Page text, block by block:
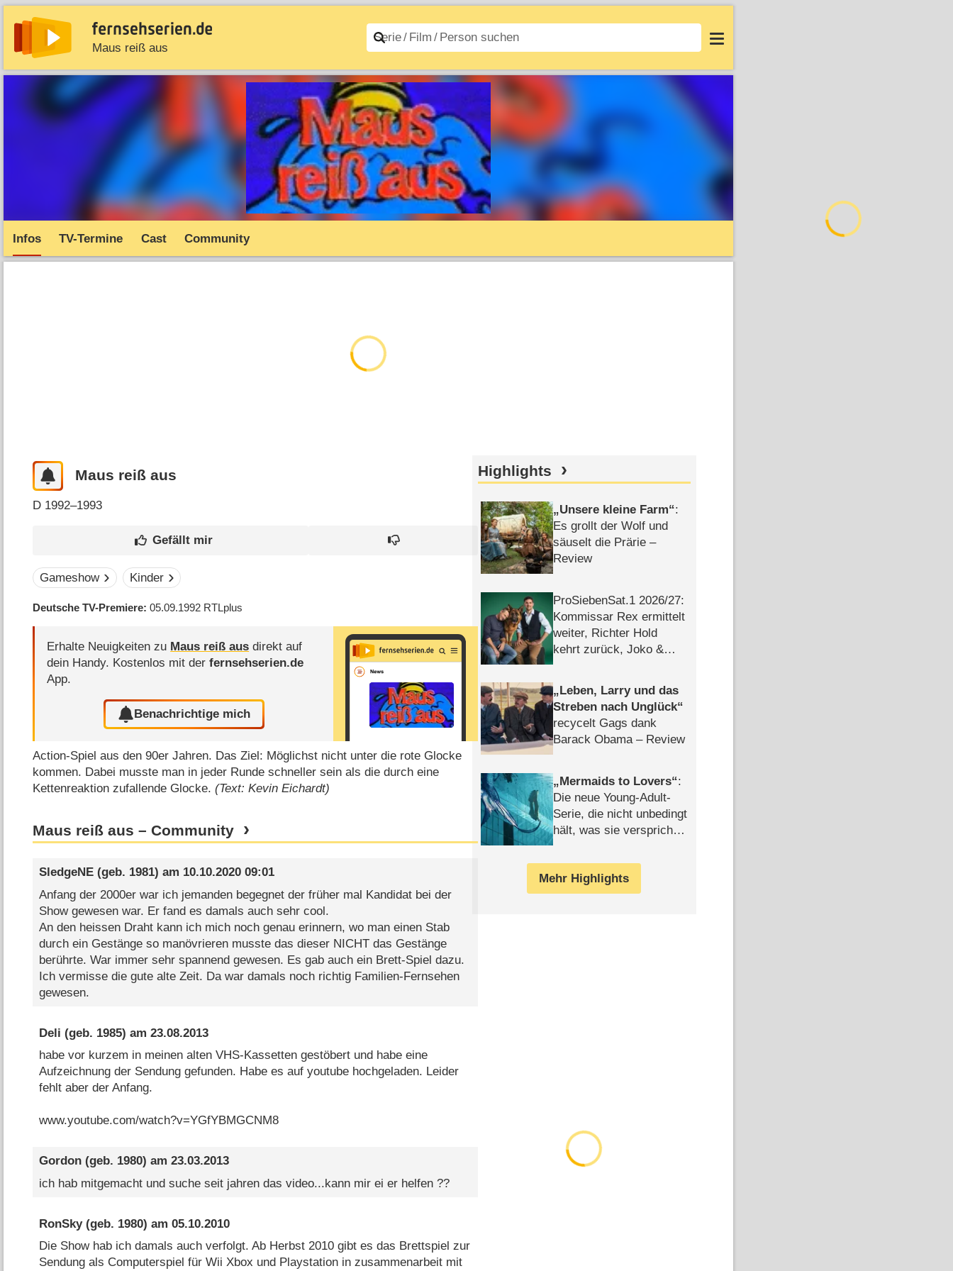
Maus reiß aus
News Entdecken Streaming Filme A–Z Login
Infos TV-Termine Cast Community
Maus reiß aus
D 1992–1993
Gameshow Kinder
Deutsche TV-Premiere 05.09.1992 RTLplus
Erhalte Neuigkeiten zu Maus reiß aus direkt auf
dein Handy. Kostenlos mit derfernsehserien.de
App.
Benachrichtige mich
Action-Spiel aus den 90er Jahren. Das Ziel: Möglichst nicht unter die rote Glocke
kommen. Dabei musste man in jeder Runde schneller sein als die durch eine
Kettenreaktion zufallende Glocke.(Text: Kevin Eichardt)
Maus reiß aus – Community
SledgeNE(geb. 1981) am 10.10.2020 09:01
Anfang der 2000er war ich jemanden begegnet der früher mal Kandidat bei der
Show gewesen war. Er fand es damals auch sehr cool.
An den heissen Draht kann ich mich noch genau erinnern, wo man einen Stab
durch ein Gestänge so manövrieren musste das dieser NICHT das Gestänge
berührte. War immer sehr spannend gewesen. Es gab auch ein Brett-Spiel dazu.
Ich vermisse die gute alte Zeit. Da war damals noch richtig Familien-Fernsehen
gewesen.
Deli (geb. 1985) am 23.08.2013
habe vor kurzem in meinen alten VHS-Kassetten gestöbert und habe eine
Aufzeichnung der Sendung gefunden. Habe es auf youtube hochgeladen. Leider
fehlt aber der Anfang.
www.youtube.com/watch?v=YGfYBMGCNM8
Gordon(geb. 1980) am 23.03.2013
ich hab mitgemacht und suche seit jahren das video...kann mir ei er helfen ??
RonSky(geb. 1980) am 05.10.2010
Die Show hab ich damals auch verfolgt. Ab Herbst 2010 gibt es das Brettspiel zur
Sendung als Computerspiel für Wii Xbox und Playstation in zusammenarbeit mit
Highlights
Unsere kleine Farm :
Es grollt der Wolf und
säuselt die Prärie –
Review
ProSiebenSat.1 2026/​27:
Kommissar Rex ermittelt
weiter, Richter Hold
kehrt zurück, Joko &
Leben, Larry und das
Streben nach Unglück
recycelt Gags dank
Barack Obama – Review
Mermaids to Lovers :
Die neue Young-Adult-
Serie, die nicht unbedingt
hält, was sie verspricht –
Mehr Highlights